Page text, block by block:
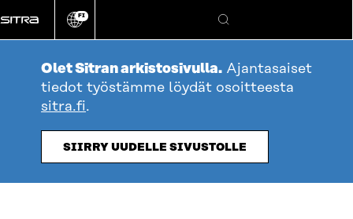
suoraan
sisältöön
Vaihda
kieli
FI
Hae
Olet Sitran arkistosivulla. Ajantasaiset
tiedot työstämme löydät osoitteesta
sitra.fi.
SIIRRY UUDELLE SIVUSTOLLE